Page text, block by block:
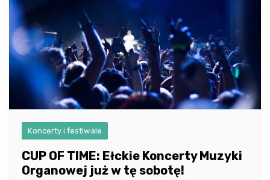
Koncerty i festiwale
CUP OF TIME: Ełckie Koncerty Muzyki
Organowej już w tę sobotę!